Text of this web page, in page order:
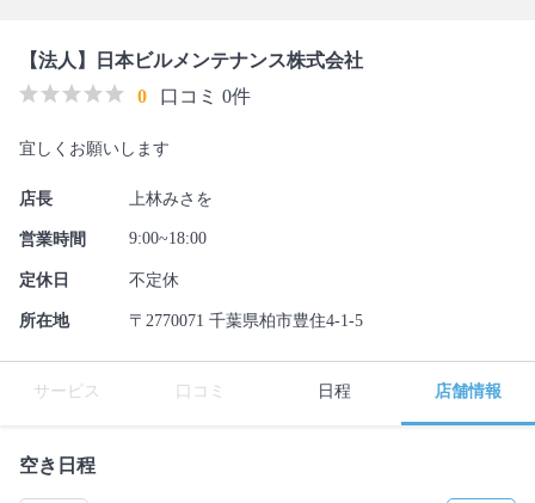
【法人】日本ビルメンテナンス株式会社
0
口コミ 0件
宜しくお願いします
店長 上林みさを
営業時間 9:00~18:00
定休日 不定休
所在地 〒2770071 千葉県柏市豊住4-1-5
サービス 口コミ 日程 店舗情報
空き日程